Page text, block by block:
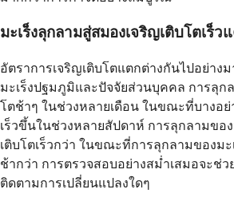
มะเร็งลุกลามสู่สมองเจริญเติบโตเร็ว
อัตราการเจริญเติบโตแตกต่างกันไปอย่าง
มะเร็งปฐมภูมิและปัจจัยส่วนบุคคล การลุก
โตช้าๆ ในช่วงหลายเดือน ในขณะที่บางอ
เร็วขึ้นในช่วงหลายสัปดาห์ การลุกลามขอ
เติบโตเร็วกว่า ในขณะที่การลุกลามของม
ช้ากว่า การตรวจสอบอย่างสม่ำเสมอจะ
ติดตามการเปลี่ยนแปลงใดๆ